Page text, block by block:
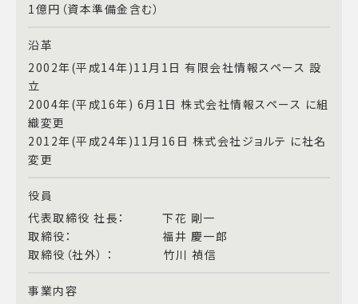
1億円（資本準備金含む）
沿革
2002年(平成14年)11月1日 有限会社情報スペース 設
立
2004年(平成16年) 6月1日 株式会社情報スペース に組
織変更
2012年(平成24年)11月16日 株式会社ジョルテ に社名
変更
役員
代表取締役 社長： 下花 剛一
取締役： 福井 慶一郎
取締役（社外） ： 竹川 禎信
事業内容